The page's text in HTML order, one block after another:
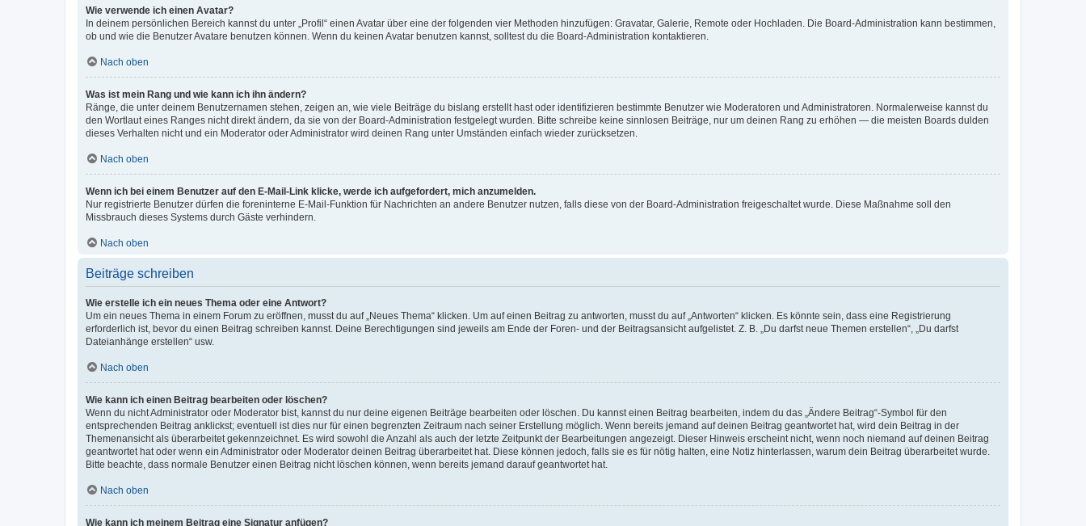
Wie verwende ich einen Avatar?
In deinem persönlichen Bereich kannst du unter „Profil“ einen Avatar über eine der folgenden vier Methoden hinzufügen: Gravatar, Galerie, Remote oder Hochladen. Die Board-Administration kann bestimmen,
ob und wie die Benutzer Avatare benutzen können. Wenn du keinen Avatar benutzen kannst, solltest du die Board-Administration kontaktieren.
Nach oben
Was ist mein Rang und wie kann ich ihn ändern?
Ränge, die unter deinem Benutzernamen stehen, zeigen an, wie viele Beiträge du bislang erstellt hast oder identifizieren bestimmte Benutzer wie Moderatoren und Administratoren. Normalerweise kannst du
den Wortlaut eines Ranges nicht direkt ändern, da sie von der Board-Administration festgelegt wurden. Bitte schreibe keine sinnlosen Beiträge, nur um deinen Rang zu erhöhen — die meisten Boards dulden
dieses Verhalten nicht und ein Moderator oder Administrator wird deinen Rang unter Umständen einfach wieder zurücksetzen.
Nach oben
Wenn ich bei einem Benutzer auf den E-Mail-Link klicke, werde ich aufgefordert, mich anzumelden.
Nur registrierte Benutzer dürfen die foreninterne E-Mail-Funktion für Nachrichten an andere Benutzer nutzen, falls diese von der Board-Administration freigeschaltet wurde. Diese Maßnahme soll den
Missbrauch dieses Systems durch Gäste verhindern.
Nach oben
Beiträge schreiben
Wie erstelle ich ein neues Thema oder eine Antwort?
Um ein neues Thema in einem Forum zu eröffnen, musst du auf „Neues Thema“ klicken. Um auf einen Beitrag zu antworten, musst du auf „Antworten“ klicken. Es könnte sein, dass eine Registrierung
erforderlich ist, bevor du einen Beitrag schreiben kannst. Deine Berechtigungen sind jeweils am Ende der Foren- und der Beitragsansicht aufgelistet. Z. B. „Du darfst neue Themen erstellen“, „Du darfst
Dateianhänge erstellen“ usw.
Nach oben
Wie kann ich einen Beitrag bearbeiten oder löschen?
Wenn du nicht Administrator oder Moderator bist, kannst du nur deine eigenen Beiträge bearbeiten oder löschen. Du kannst einen Beitrag bearbeiten, indem du das „Ändere Beitrag“-Symbol für den
entsprechenden Beitrag anklickst; eventuell ist dies nur für einen begrenzten Zeitraum nach seiner Erstellung möglich. Wenn bereits jemand auf deinen Beitrag geantwortet hat, wird dein Beitrag in der
Themenansicht als überarbeitet gekennzeichnet. Es wird sowohl die Anzahl als auch der letzte Zeitpunkt der Bearbeitungen angezeigt. Dieser Hinweis erscheint nicht, wenn noch niemand auf deinen Beitrag
geantwortet hat oder wenn ein Administrator oder Moderator deinen Beitrag überarbeitet hat. Diese können jedoch, falls sie es für nötig halten, eine Notiz hinterlassen, warum dein Beitrag überarbeitet wurde.
Bitte beachte, dass normale Benutzer einen Beitrag nicht löschen können, wenn bereits jemand darauf geantwortet hat.
Nach oben
Wie kann ich meinem Beitrag eine Signatur anfügen?